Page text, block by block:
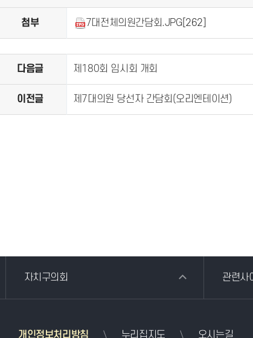
첨부 7대전체의원간담회.JPG[262]
다음글 제180회 임시회 개회
이전글 제7대의원 당선자 간담회(오리엔테이션)
자치구의회 관련사
개인정보처리방침 누리집지도 오시는길